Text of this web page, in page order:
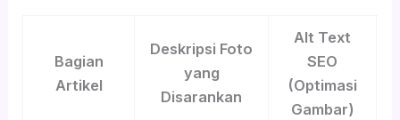
Bagian
Artikel
Deskripsi Foto
yang
Disarankan
Alt Text
SEO
(Optimasi
Gambar)